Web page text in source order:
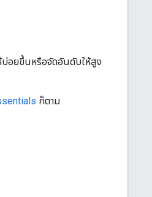
ห้บ่อยขึ้นหรือจัดอันดับให้สูง
ก็ตาม